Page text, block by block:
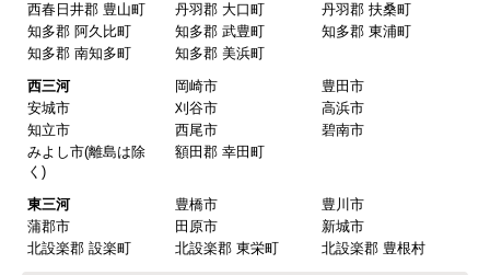
西春日井郡 豊山町
丹羽郡 大口町
丹羽郡 扶桑町
知多郡 阿久比町
知多郡 武豊町
知多郡 東浦町
知多郡 南知多町
知多郡 美浜町
西三河
岡崎市
豊田市
安城市
刈谷市
高浜市
知立市
西尾市
碧南市
みよし市(離島は除
く)
額田郡 幸田町
東三河 豊橋市
豊川市
蒲郡市
田原市
新城市
北設楽郡 設楽町
北設楽郡 東栄町 北設楽郡 豊根村